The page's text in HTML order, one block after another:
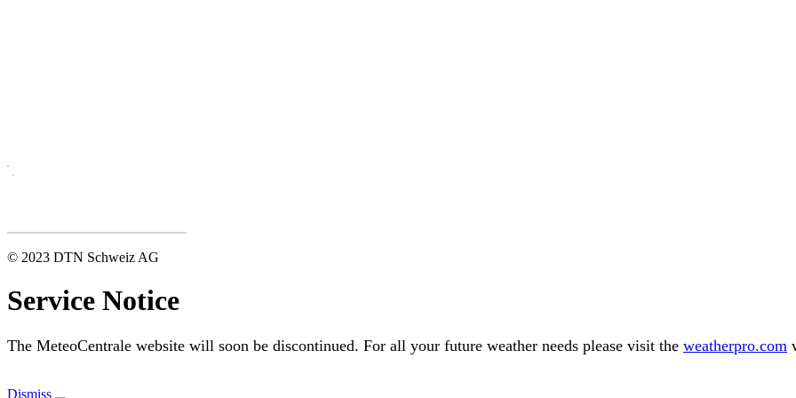
© 2023 DTN Schweiz AG
Service Notice
The MeteoCentrale website will soon be discontinued. For all your future weather needs please visit the weatherpro.com
Dismiss